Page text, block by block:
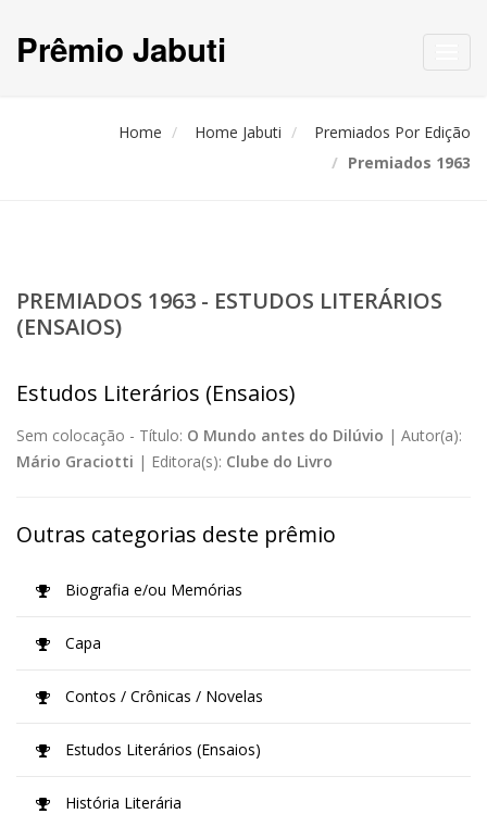
Prêmio Jabuti
Home Home Jabuti
Premiados Por Edição
Premiados 1963
PREMIADOS 1963 - ESTUDOS LITERÁRIOS
(ENSAIOS)
Estudos Literários (Ensaios)
Sem colocação - Título: O Mundo antes do Dilúvio | Autor(a):
Mário Graciotti | Editora(s): Clube do Livro
Outras categorias deste prêmio
Biografia e/ou Memórias
Capa
Contos / Crônicas / Novelas
Estudos Literários (Ensaios)
História Literária